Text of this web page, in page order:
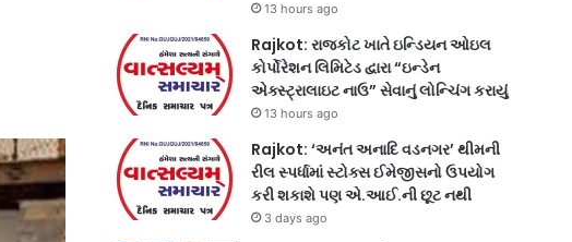
13 hours ago
Rajkot: રાજકોટ ખાતે ઇન્ડિયન ઓઇલ
કોર્પોરેશન લિમિટેડ દ્વારા “ઇન્ડેન
એક્સ્ટ્રાલાઇટ નાઉ” સેવાનું લોન્ચિંગ કરાયું
13 hours ago
Rajkot: ‘અનંત અનાદિ વડનગર’ થીમની
રીલ સ્પર્ધામાં સ્ટોક્સ ઈમેજીસનો ઉપયોગ
કરી શકાશે પણ એ.આઈ.ની છૂટ નથી
3 days ago